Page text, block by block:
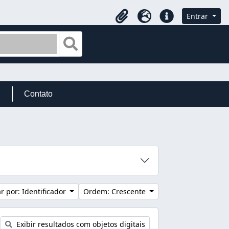
Área de Transferência
IdiomaAtalhos Entrar
Contato
por: Identificador Ordem: Crescente
Exibir resultados com objetos digitais